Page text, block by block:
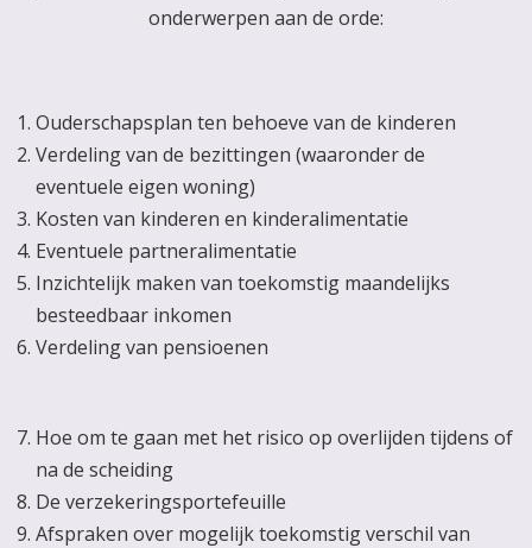
onderwerpen aan de orde:
Ouderschapsplan ten behoeve van de kinderen
Verdeling van de bezittingen (waaronder de
eventuele eigen woning)
Kosten van kinderen en kinderalimentatie
Eventuele partneralimentatie
Inzichtelijk maken van toekomstig maandelijks
besteedbaar inkomen
Verdeling van pensioenen
Hoe om te gaan met het risico op overlijden tijdens of
na de scheiding
De verzekeringsportefeuille
Afspraken over mogelijk toekomstig verschil van